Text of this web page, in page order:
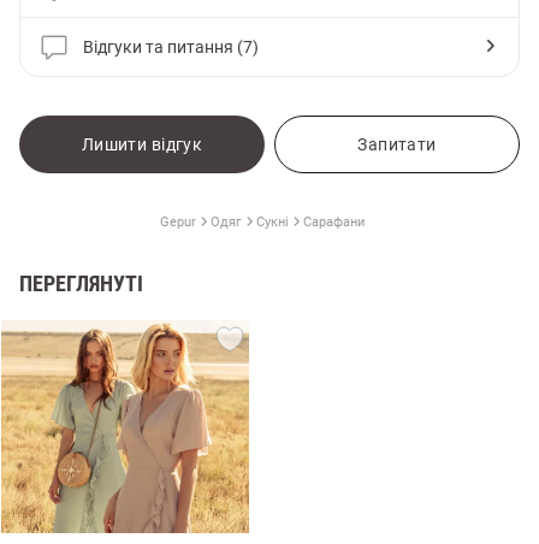
Відгуки та питання (7)
Лишити відгук Запитати
Gepur Одяг Сукні Сарафани
ПЕРЕГЛЯНУТІ